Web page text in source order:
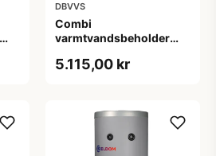
DBVVS
Combi
varmtvandsbeholder
1 spiral og elektronisk
5.115,00 kr